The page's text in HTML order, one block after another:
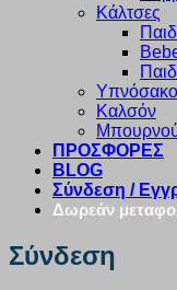
Κάλτσες
Καλσόν
ΠΡΟΣΦΟΡΕΣ
BLOG
Σύνδεση /
Δωρεάν
Σύνδεση